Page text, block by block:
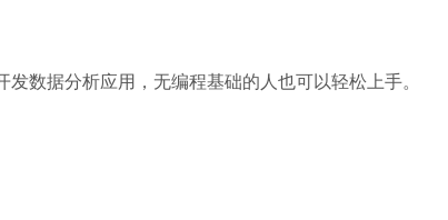
数据分析应用，无编程基础的人也可以轻松上手。